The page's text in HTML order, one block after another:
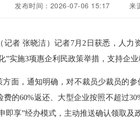
发布时间：2026-07-06 15:17 来
记者 张晓洁）记者7月2日获悉，人
”实施3项惠企利民政策举措，支持企
面，通知明确，对不裁员少裁员的
费的60%返还、大型企业按照不超过
即享”经办模式，主动推送确认领取及